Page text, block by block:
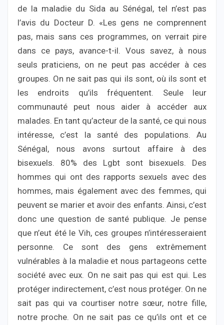
de la maladie du Sida au Sénégal, tel n’est pas
l’avis du Docteur D. «Les gens ne comprennent
pas, mais sans ces programmes, on verrait pire
dans ce pays, avance-t-il. Vous savez, à nous
seuls praticiens, on ne peut pas accéder à ces
groupes. On ne sait pas qui ils sont, où ils sont et
les endroits qu’ils fréquentent. Seule leur
communauté peut nous aider à accéder aux
malades. En tant qu’acteur de la santé, ce qui nous
intéresse, c’est la santé des populations. Au
Sénégal, nous avons surtout affaire à des
bisexuels. 80% des Lgbt sont bisexuels. Des
hommes qui ont des rapports sexuels avec des
hommes, mais également avec des femmes, qui
peuvent se marier et avoir des enfants. Ainsi, c’est
donc une question de santé publique. Je pense
que n’eut été le Vih, ces groupes n’intéresseraient
personne. Ce sont des gens extrêmement
vulnérables à la maladie et nous partageons cette
société avec eux. On ne sait pas qui est qui. Les
protéger indirectement, c’est nous protéger. On ne
sait pas qui va courtiser notre sœur, notre fille,
notre proche. On ne sait pas ce qu’ils ont et ce